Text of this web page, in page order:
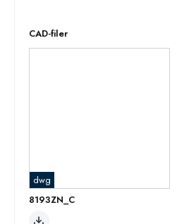
CAD-filer
dwg
8193ZN_C